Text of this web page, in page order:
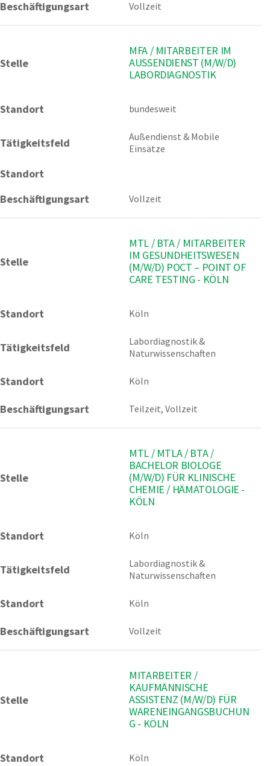
Beschäftigungsart Vollzeit
Stelle
MFA / MITARBEITER IM
AUSSENDIENST (M/W/D) L
ABORDIAGNOSTIK
Standort bundesweit
Tätigkeitsfeld
Außendienst & Mobile
Einsätze
Standort
Beschäftigungsart
Vollzeit
Stelle
MTL / BTA / MITARBEITER
IM GESUNDHEITSWESEN
(M/W/D) POCT – POINT OF
CARE TESTING - KÖLN
Standort Köln
Tätigkeitsfeld
Labordiagnostik &
Naturwissenschaften
Standort Köln
Beschäftigungsart Teilzeit, Vollzeit
Stelle
MTL / MTLA / BTA /
BACHELOR BIOLOGE
(M/W/D) FÜR KLINISCHE
CHEMIE / HÄMATOLOGIE -
KÖLN
Standort Köln
Tätigkeitsfeld
Labordiagnostik &
Naturwissenschaften
Standort Köln
Beschäftigungsart Vollzeit
Stelle
MITARBEITER /
KAUFMÄNNISCHE
ASSISTENZ (M/W/D) FÜR
WARENEINGANGSBUCHUN
G - KÖLN
Standort Köln